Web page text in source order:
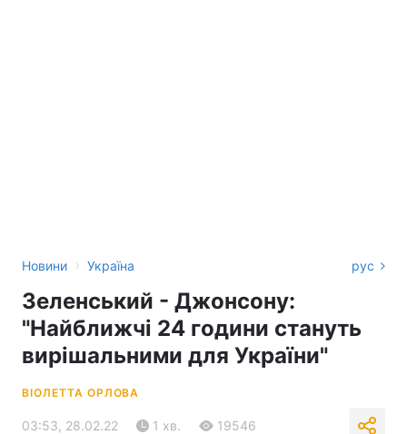
Новини › Україна рус
Зеленський - Джонсону:
"Найближчі 24 години стануть
вирішальними для України"
ВІОЛЕТТА ОРЛОВА
03:53, 28.02.22 1 хв. 19546